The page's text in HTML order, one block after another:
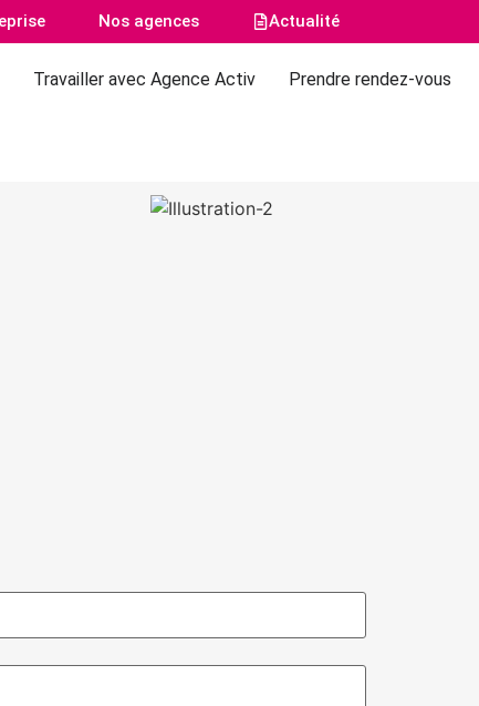
Nos agences Actualité
Travailler avec Agence Activ Prendre rendez-vous